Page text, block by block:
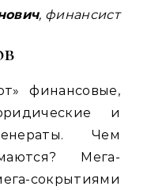
, финансист
финансовые,
и
Чем
Мега-
сокрытиями